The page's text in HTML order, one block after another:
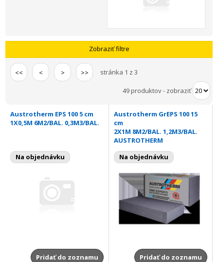
Zobraziť filtre
<< < > >> stránka 1 z 3
49 produktov- zobraziť
Austrotherm EPS 100 5 cm
1X0,5M 6M2/BAL. 0,3M3/BAL.
Na objednávku
Pridať do zoznamu
Austrotherm GrEPS 100 15
cm
2X1M 8M2/BAL. 1,2M3/BAL.
AUSTROTHERM
Na objednávku
Pridať do zoznamu